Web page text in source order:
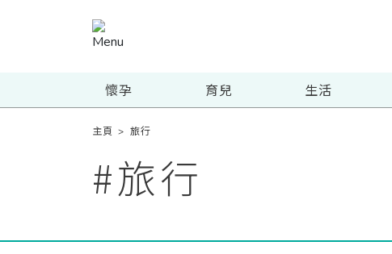
懷孕 育兒 生活
主頁 >旅行
#旅行